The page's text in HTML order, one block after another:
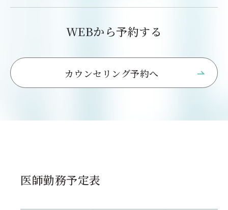
WEBから予約する
カウンセリング予約へ
医師勤務予定表